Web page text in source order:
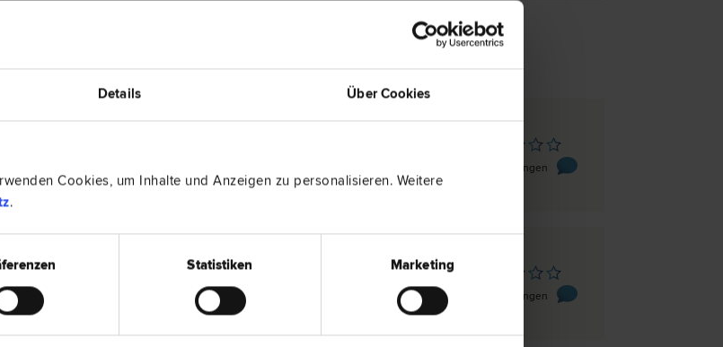
Details Über Cookies
Cookies, um Inhalte und Anzeigen zu personalisieren. Weitere
.
Statistiken Marketing
| Zivil­recht | Bau­recht
0 Bewertungen
Urheber­recht | Marken­recht | Patent­recht |
8055 Graz-Seiersberg
0 Bewertungen